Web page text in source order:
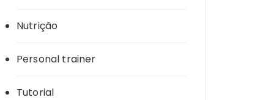
Nutrição
Personal trainer
Tutorial